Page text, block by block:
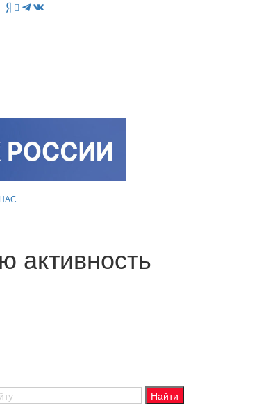
активность